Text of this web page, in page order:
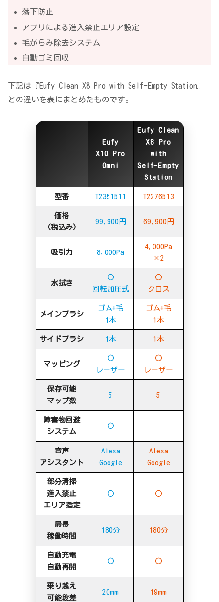
落下防止
アプリによる進入禁止エリア設定
毛がらみ除去システム
自動ゴミ回収
下記は『Eufy Clean X8 Pro with Self-Empty Station』
との違いを表にまとめたものです。
Eufy
X10 Pro
Omni
Eufy Clean
X8 Pro
with
Self-Empty
Station
型番 T2351511 T2276513
価格
(税込み)
99,900円 69,900円
吸引力 8,000Pa
4,000Pa
×2
水拭き
〇
回転加圧式
〇
クロス
メインブラシ
ゴム+毛
1本
ゴム+毛
1本
サイドブラシ 1本 1本
マッピング
〇
レーザー
〇
レーザー
保存可能
マップ数
5 5
障害物回避
システム
〇 –
音声
アシスタント
Alexa
Google
Alexa
Google
部分清掃
進入禁止
エリア指定
〇 〇
最長
稼働時間
180分 180分
自動充電
自動再開
〇 〇
乗り越え
可能段差
20mm 19mm